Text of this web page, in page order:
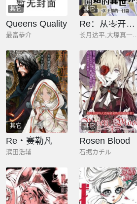
其它
Queens Quality
最富恭介
其它
Re：从零开始的异世界生活
其它
Re‧赛勒凡
滨田浩辅
其它
Rosen Blood
石据カチル